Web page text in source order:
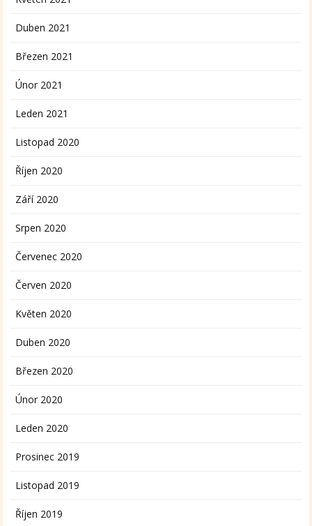
Duben 2021
Březen 2021
Únor 2021
Leden 2021
Listopad 2020
Říjen 2020
Září 2020
Srpen 2020
Červenec 2020
Červen 2020
Květen 2020
Duben 2020
Březen 2020
Únor 2020
Leden 2020
Prosinec 2019
Listopad 2019
Říjen 2019